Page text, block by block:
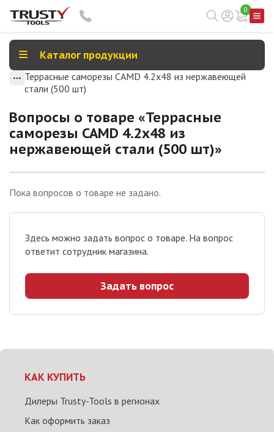
0
Каталог продукции
Террасные саморезы CAMD 4.2х48 из нержавеющей
стали (500 шт)
Вопросы о товаре «Террасные
саморезы CAMD 4.2х48 из
нержавеющей стали (500 шт)»
Здесь можно задать вопрос о товаре. На вопрос
ответит сотрудник магазина.
Задать вопрос
Пока вопросов о товаре не задано.
КАК КУПИТЬ
Дилеры Trusty-Tools в регионах
Как оформить заказ